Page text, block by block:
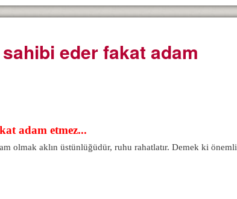
eder fakat adam
adam etmez...
olmak aklın üstünlüğüdür, ruhu rahatlatır. Demek ki